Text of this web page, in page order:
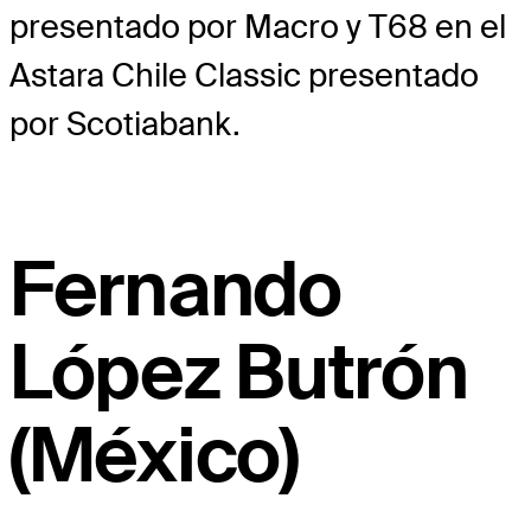
presentado por Macro y T68 en el
Astara Chile Classic presentado
por Scotiabank.
Fernando
López Butrón
(México)